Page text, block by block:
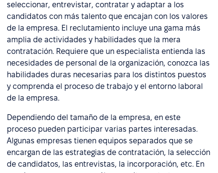
seleccionar, entrevistar, contratar y adaptar a los
candidatos con más talento que encajan con los valores
de la empresa. El reclutamiento incluye una gama más
amplia de actividades y habilidades que la mera
contratación. Requiere que un especialista entienda las
necesidades de personal de la organización, conozca las
habilidades duras necesarias para los distintos puestos
y comprenda el proceso de trabajo y el entorno laboral
de la empresa.
Dependiendo del tamaño de la empresa, en este
proceso pueden participar varias partes interesadas.
Algunas empresas tienen equipos separados que se
encargan de las estrategias de contratación, la selección
de candidatos, las entrevistas, la incorporación, etc. En